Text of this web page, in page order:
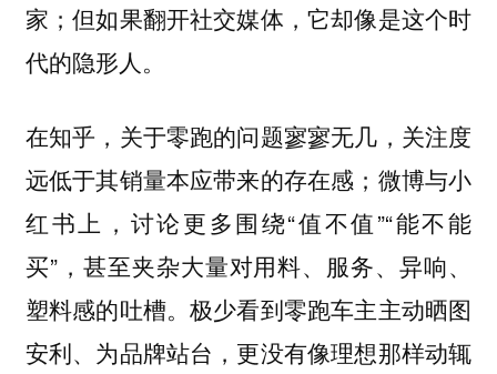
家；但如果翻开社交媒体，它却像是这个时
代的隐形人。
在知乎，关于零跑的问题寥寥无几，关注度
远低于其销量本应带来的存在感；微博与小
红书上，讨论更多围绕“值不值”“能不能
买”，甚至夹杂大量对用料、服务、异响、
塑料感的吐槽。极少看到零跑车主主动晒图
安利、为品牌站台，更没有像理想那样动辄